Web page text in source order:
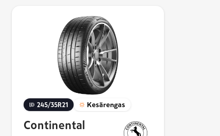
245/35R21 Kesärengas
Continental